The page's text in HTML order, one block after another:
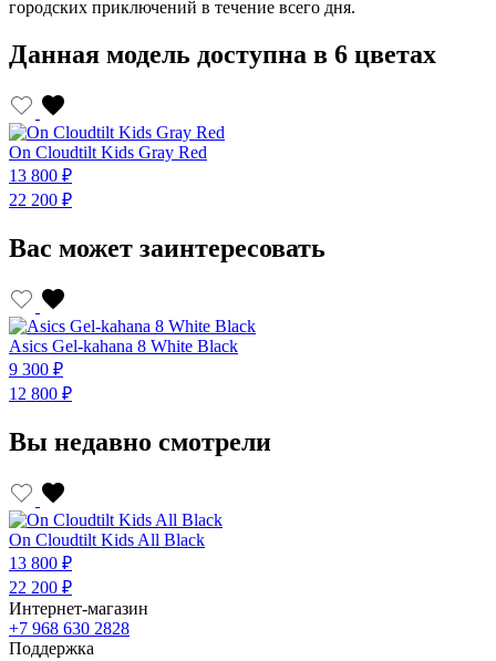
городских приключений в течение всего дня.
Данная модель доступна в 6 цветах
On Cloudtilt Kids Gray Red
13 800 ₽
22 200 ₽
Вас может заинтересовать
Asics Gel-kahana 8 White Black
9 300 ₽
12 800 ₽
Вы недавно смотрели
On Cloudtilt Kids All Black
13 800 ₽
22 200 ₽
Интернет-магазин
+7 968 630 2828
Поддержка